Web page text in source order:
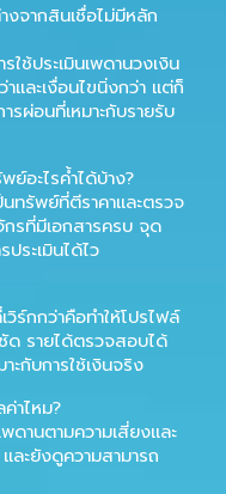
งจากสินเชื่อไม่มีหลัก
ช้ประเมินเพดานวงเงิน
และเงื่อนไขนิ่งกว่า แต่ก็
รผ่อนที่เหมาะกับรายรับ
อะไรค้ำได้บ้าง?
ทรัพย์ที่ตีราคาและตรวจ
รที่มีเอกสารครบ จุด
ระเมินได้ไว
ร์กกว่าคือทำให้โปรไฟล์
รายได้ตรวจสอบได้
ะกับการใช้เงินจริง
าไหม?
ดานตามความเสี่ยงและ
ะยังดูความสามารถ